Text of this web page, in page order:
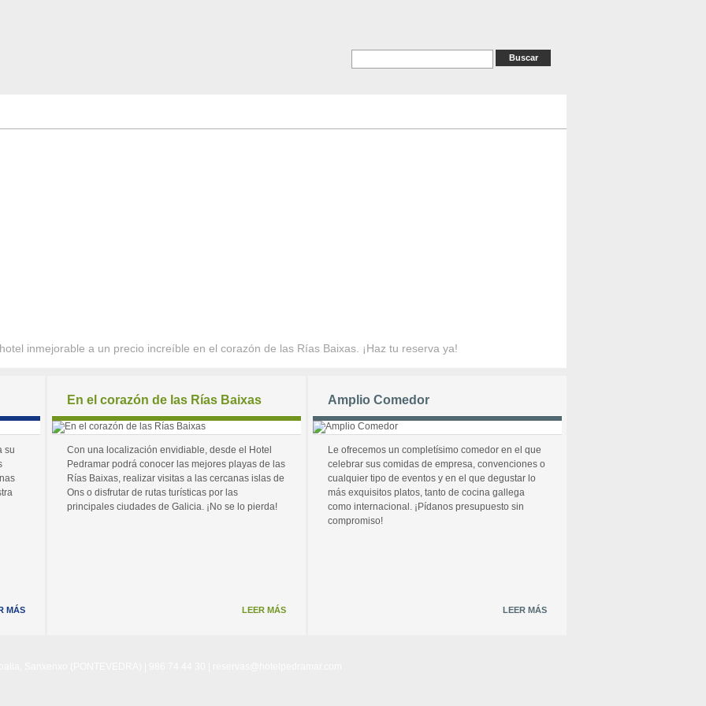
inmejorable a un precio increíble en el corazón de las Rías Baixas. ¡Haz tu reserva ya!
su
MÁS
En el corazón de las Rías Baixas
Con una localización envidiable, desde el Hotel
Pedramar podrá conocer las mejores playas de las
Rías Baixas, realizar visitas a las cercanas islas de
Ons o disfrutar de rutas turísticas por las
principales ciudades de Galicia. ¡No se lo pierda!
LEER MÁS
Amplio Comedor
Le ofrecemos un completísimo comedor en el que
celebrar sus comidas de empresa, convenciones o
cualquier tipo de eventos y en el que degustar lo
más exquisitos platos, tanto de cocina gallega
como internacional. ¡Pídanos presupuesto sin
compromiso!
LEER MÁS